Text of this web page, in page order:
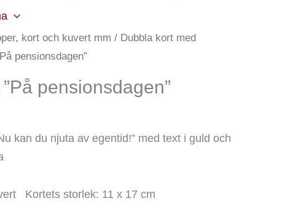
kort och kuvert mm / Dubbla kort med
pensionsdagen”
pensionsdagen”
kan du njuta av egentid!” med text i guld och
Kortets storlek: 11 x 17 cm